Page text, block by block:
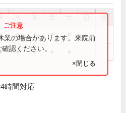
祝
● ● ●
● ●
業の場合があります。来院前
認ください。
×閉じる
時間対応